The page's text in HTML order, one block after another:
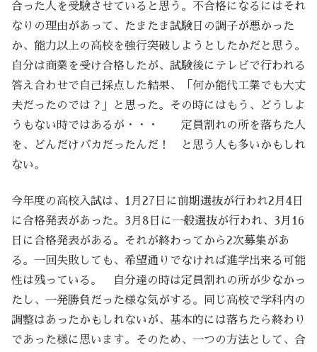
合った人を受験させていると思う。不合格になるにはそれ
なりの理由があって、たまたま試験日の調子が悪かった
か、能力以上の高校を強行突破しようとしたかだと思う。
自分は商業を受け合格したが、試験後にテレビで行われる
答え合わせで自己採点した結果、「何か能代工業でも大丈
夫だったのでは？」と思った。その時にはもう、どうしよ
うもない時ではあるが・・・ 定員割れの所を落ちた人
を、どんだけバカだったんだ！ と思う人も多いかもしれ
ない。
今年度の高校入試は、1月27日に前期選抜が行われ2月4日
に合格発表があった。3月8日に一般選抜が行われ、3月16
日に合格発表がある。それが終わってから2次募集があ
る。一回失敗しても、希望通りでなければ進学出来る可能
性は残っている。 自分達の時は定員割れの所が少なかっ
たし、一発勝負だった様な気がする。同じ高校で学科内の
調整はあったかもしれないが、基本的には落ちたら終わり
であった様に思います。そのため、一つの方法として、合